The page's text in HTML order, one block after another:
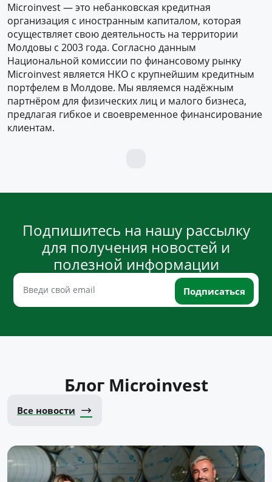
Microinvest — это небанковская кредитная
организация с иностранным капиталом, которая
осуществляет свою деятельность на территории
Молдовы с 2003 года. Согласно данным
Национальной комиссии по финансовому рынку
Microinvest является НКО с крупнейшим кредитным
портфелем в Молдове. Мы являемся надёжным
партнёром для физических лиц и малого бизнеса,
предлагая гибкое и своевременное финансирование
клиентам.
Подпишитесь на нашу рассылку
для получения новостей и
полезной информации
Блог Microinvest
Все новости